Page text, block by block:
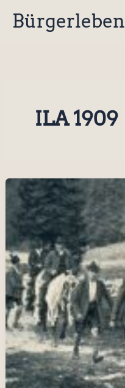
InhaltBürgerleben
ILA 1909